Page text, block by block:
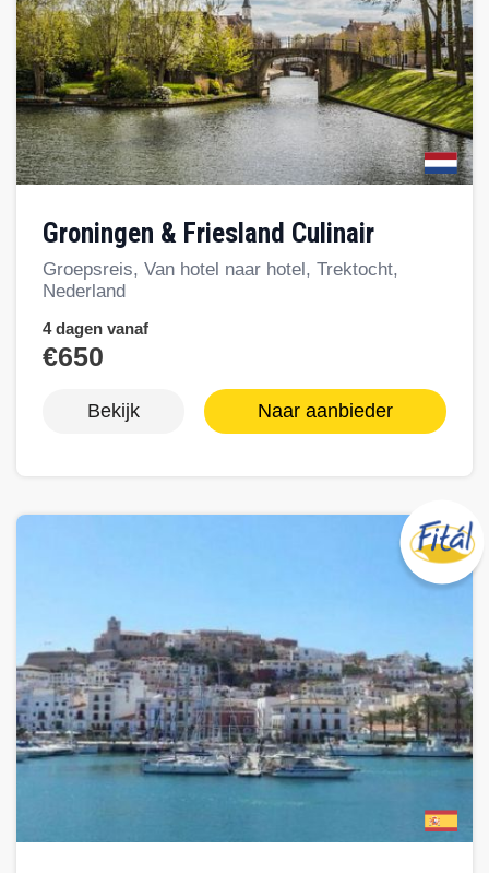
Groningen & Friesland Culinair
Groepsreis, Van hotel naar hotel, Trektocht,
Nederland
4 dagen vanaf
€650
Bekijk Naar aanbieder